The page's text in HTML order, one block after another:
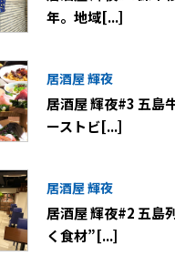
年。地域[...]
居酒屋 輝夜
居酒屋 輝夜#3 五島
ーストビ[...]
居酒屋 輝夜
居酒屋 輝夜#2 五島
く食材”[...]